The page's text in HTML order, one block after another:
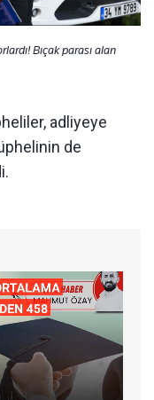
Bıçak parası alan
adliyeye
de